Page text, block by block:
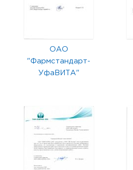
ОАО
"Фармстандарт-
УфаВИТА"